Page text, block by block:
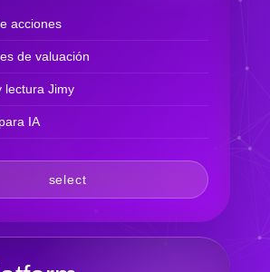
acciones
de valuación
lectura Jimy
IA
select